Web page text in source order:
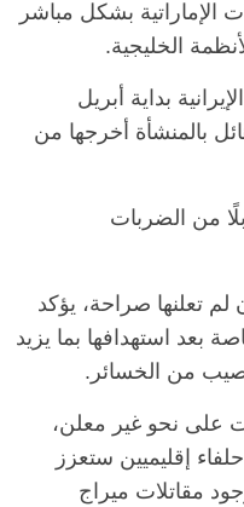
بشكل مباشر
الخليجية.
بداية أبريل
بالمنشأة أخرجها من
من الضربات
تعلنها صراحة، يؤكد
بعد استهدافها بما يزيد
على نحو غير معلن،
إقليميين ستعزز
مقاتلات ميراج